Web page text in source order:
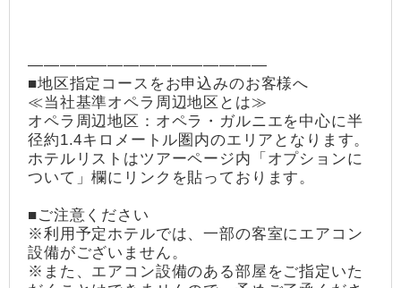
―――――――――――――――
■地区指定コースをお申込みのお客様へ
≪当社基準オペラ周辺地区とは≫
オペラ周辺地区：オペラ・ガルニエを中心に半
径約1.4キロメートル圏内のエリアとなります。
ホテルリストはツアーページ内「オプションに
ついて」欄にリンクを貼っております。
■ご注意ください
※利用予定ホテルでは、一部の客室にエアコン
設備がございません。
※また、エアコン設備のある部屋をご指定いた